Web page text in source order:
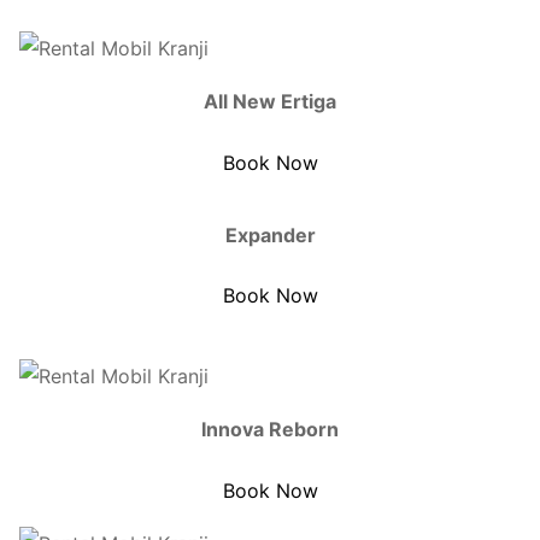
All New Ertiga
Book Now
Expander
Book Now
Innova Reborn
Book Now